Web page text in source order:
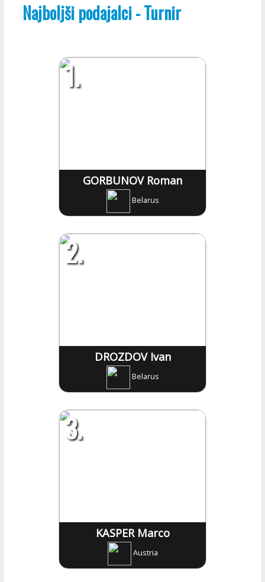
Najboljši podajalci - Turnir
1.
GORBUNOV Roman
Belarus
2.
DROZDOV Ivan
Belarus
3.
KASPER Marco
Austria